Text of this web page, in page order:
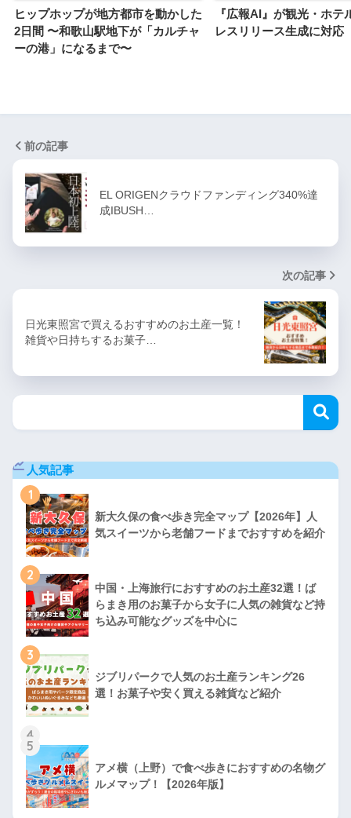
ヒップホップが地方都市を動かした
2日間 〜和歌山駅地下が「カルチャ
ーの港」になるまで〜
『広報AI』が観光・ホテ
レスリリース生成に対応
前の記事
EL ORIGENクラウドファンディング340%達
成IBUSH…
次の記事
日光東照宮で買えるおすすめのお土産一覧！
雑貨や日持ちするお菓子…
人気記事
1
新大久保の食べ歩き完全マップ【2026年】人
気スイーツから老舗フードまでおすすめを紹介
2
中国・上海旅行におすすめのお土産32選！ば
らまき用のお菓子から女子に人気の雑貨など持
ち込み可能なグッズを中心に
3
ジブリパークで人気のお土産ランキング26
選！お菓子や安く買える雑貨など紹介
4
5
アメ横（上野）で食べ歩きにおすすめの名物グ
ルメマップ！【2026年版】